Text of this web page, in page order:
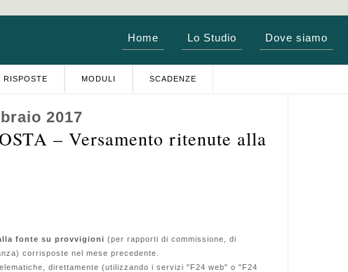
Home Lo Studio Dove siamo
RISPOSTE MODULI SCADENZE
2017
– Versamento ritenute alla
fonte su provvigioni (per rapporti di commissione, di
corrisposte nel mese precedente.
direttamente (utilizzando i servizi "F24 web" o "F24